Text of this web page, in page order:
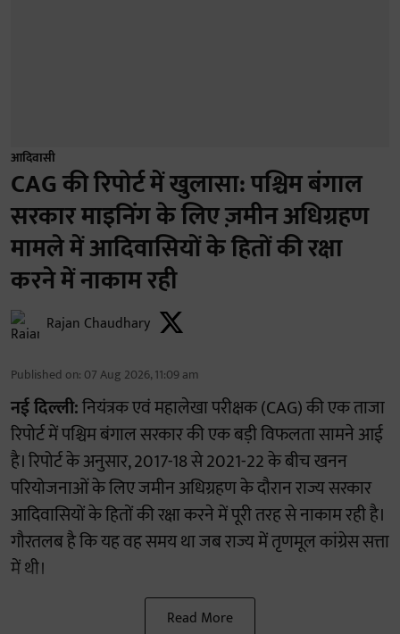
आदिवासी
CAG की रिपोर्ट में खुलासा: पश्चिम बंगाल
सरकार माइनिंग के लिए ज़मीन अधिग्रहण
मामले में आदिवासियों के हितों की रक्षा
करने में नाकाम रही
Rajan Chaudhary
Published on: 07 Aug 2026, 11:09 am
नई दिल्ली:नियंत्रक एवं महालेखा परीक्षक (CAG) की एक ताजा
रिपोर्ट में पश्चिम बंगाल सरकार की एक बड़ी विफलता सामने आई
है। रिपोर्ट के अनुसार, 2017-18 से 2021-22 के बीच खनन
परियोजनाओं के लिए जमीन अधिग्रहण के दौरान राज्य सरकार
आदिवासियों के हितों की रक्षा करने में पूरी तरह से नाकाम रही है।
गौरतलब है कि यह वह समय था जब राज्य में तृणमूल कांग्रेस सत्ता
में थी।
Read More